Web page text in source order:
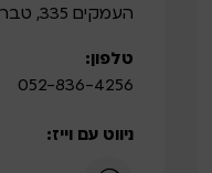
העמקים 335, טבריה
טלפון:
052-836-4256
ניווט עם וייז: